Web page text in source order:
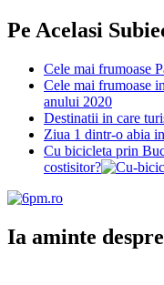
Pe Acelasi
Cele mai frumoase
Cele mai frumoase
anului 2020
Destinatii in care
Ziua 1 dintr-o abia
Cu bicicleta prin
costisitor?
Ia aminte